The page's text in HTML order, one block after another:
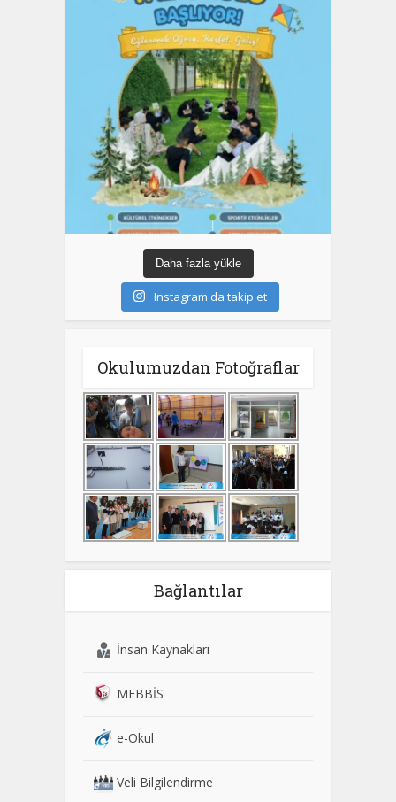
Daha fazla yükle
Instagram'da takip et
Okulumuzdan Fotoğraflar
Bağlantılar
İnsan Kaynakları
MEBBİS
e-Okul
Veli Bilgilendirme